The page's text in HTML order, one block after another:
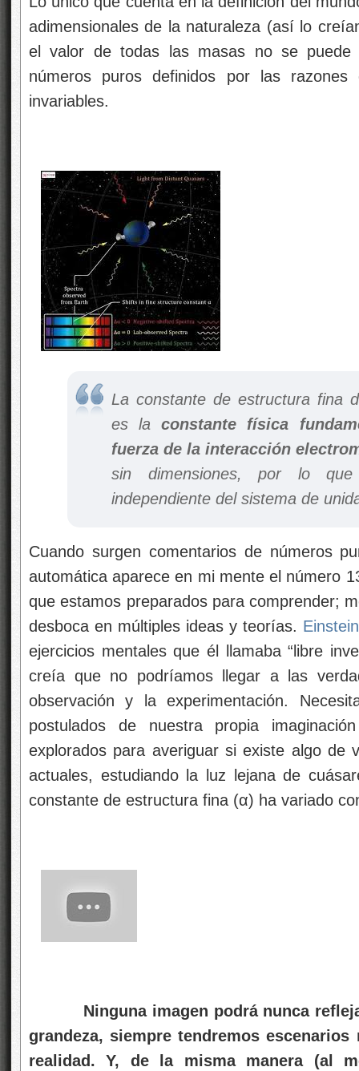
adimensionales de la naturaleza (así lo
el valor de todas las masas no se
números puros definidos por las
invariables.
La constante de estructura fina
es laconstante física
fuerza de la interacción
sin dimensiones, por lo
independiente del sistema de
Cuando surgen comentarios de números
automática aparece en mi mente el número
que estamos preparados para comprender;
desboca en múltiples ideas y teorías. Einstein
ejercicios mentales que él llamaba “libre
creía que no podríamos llegar a las
observación y la experimentación.
postulados de nuestra propia
explorados para averiguar si existe algo de
actuales, estudiando la luz lejana de
constante de estructura fina (α) ha variado
Ninguna imagen podrá nunca
grandeza, siempre tendremos
realidad. Y, de la misma manera (al